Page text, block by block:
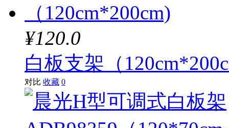
¥120.0
白板支架（
对比 收藏 0